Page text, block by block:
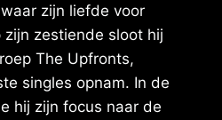
zijn liefde voor
zestiende sloot hij
The Upfronts,
singles opnam. In de
hij zijn focus naar de